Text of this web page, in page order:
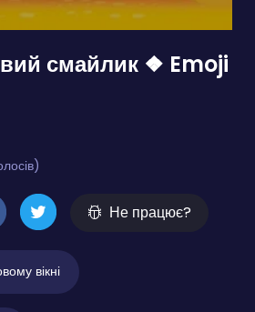
смайлик ❖ Emoji
Не працює?
вікні